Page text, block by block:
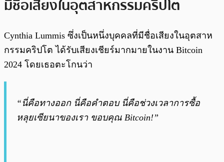
มีชื่อเสียงในอุตสาหกรรมคริปโต
Cynthia Lummis ซึ่งเป็นหนึ่งบุคคลที่มีชื่อเสียงในอุตสาห
กรรมคริปโต ได้รับเสียงเชียร์มากมายในงาน Bitcoin
2024 โดยเธอตะโกนว่า
“นี่คือทางออก นี่คือคำตอบ นี่คือช่วงเวลาการซื้อ
หลุยเซียนาของเรา ขอบคุณ Bitcoin!”